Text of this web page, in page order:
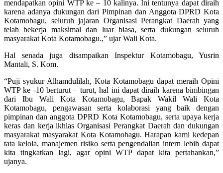
mendapatkan opini WTP ke – 10 kalinya. Ini tentunya dapat diraih
karena adanya dukungan dari Pimpinan dan Anggota DPRD Kota
Kotamobagu, seluruh jajaran Organisasi Perangkat Daerah yang
telah bekerja maksimal dan luar biasa, serta dukungan seluruh
masyarakat Kota Kotamobagu.,” ujar Wali Kota.
Hal senada juga disampaikan Inspektur Kotamobagu, Yusrin
Mantali, S. Kom.
“Puji syukur Alhamdulilah, Kota Kotamobagu dapat meraih Opini
WTP ke -10 berturut – turut, hal ini dapat diraih karena bimbingan
dari Ibu Wali Kota Kotamobagu, Bapak Wakil Wali Kota
Kotamobagu, pengawasan serta kolaborasi yang baik dengan
pimpinan dan anggota DPRD Kota Kotamobagu, serta upaya kerja
keras dan kerja ikhlas Organisasi Perangkat Daerah dan dukungan
masyarakat masyarakat Kota Kotamobagu. Harapan kami kedepan
tata kelola, manajemen risiko serta pengendalian intern lebih dapat
kita tingkatkan lagi, agar opini WTP dapat kita pertahankan,”
ujanya.